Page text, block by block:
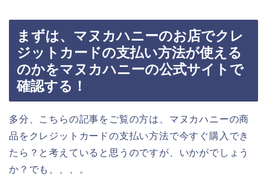
まずは、マヌカハニーのお店でクレ
ジットカードの支払い方法が使える
のかをマヌカハニーの公式サイトで
確認する！
多分、こちらの記事をご覧の方は、マヌカハニーの商
品をクレジットカードの支払い方法で今すぐ購入でき
たら？と考えていると思うのですが、いかがでしょう
か？でも、、、。